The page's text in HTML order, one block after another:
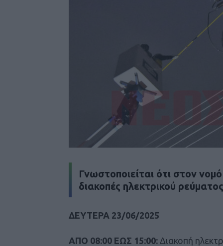
Γνωστοποιείται ότι στον
διακοπές ηλεκτρικού
ΔΕΥΤΕΡΑ 23/06/2025
ΑΠΟ 08:00 ΕΩΣ 15:00: Διακοπή